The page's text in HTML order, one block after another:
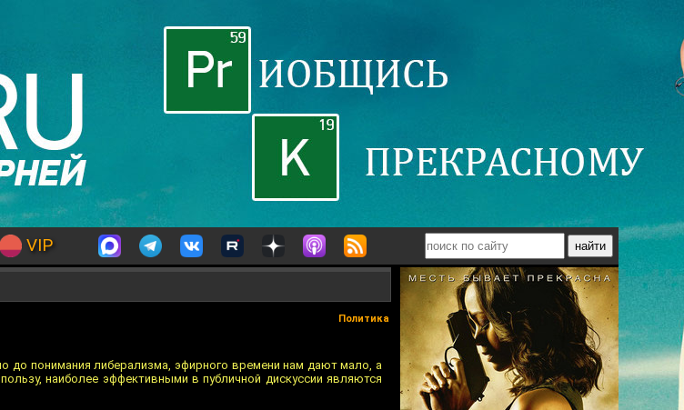
VIP
Политика
до понимания либерализма, эфирного времени нам дают мало, а
наиболее эффективными в публичной дискуссии являются